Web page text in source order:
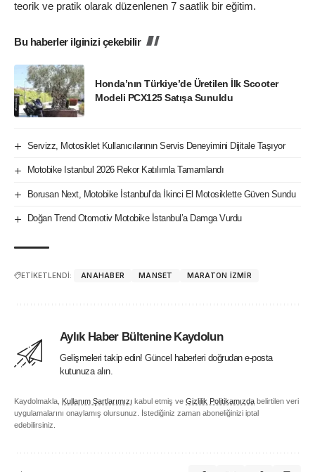
teorik ve pratik olarak düzenlenen 7 saatlik bir eğitim.
Bu haberler ilginizi çekebilir
Honda’nın Türkiye’de Üretilen İlk Scooter
Modeli PCX125 Satışa Sunuldu
Servizz, Motosiklet Kullanıcılarının Servis Deneyimini Dijitale Taşıyor
Motobike Istanbul 2026 Rekor Katılımla Tamamlandı
Borusan Next, Motobike İstanbul’da İkinci El Motosiklette Güven Sundu
Doğan Trend Otomotiv Motobike İstanbul’a Damga Vurdu
ETİKETLENDİ: ANAHABER MANSET MARATON IZMIR
Aylık Haber Bültenine Kaydolun
Gelişmeleri takip edin! Güncel haberleri doğrudan e-posta
kutunuza alın.
Kaydolmakla, Kullanım Şartlarımızı kabul etmiş ve Gizlilik Politikamızda belirtilen veri
uygulamalarını onaylamış olursunuz. İstediğiniz zaman aboneliğinizi iptal
edebilirsiniz.